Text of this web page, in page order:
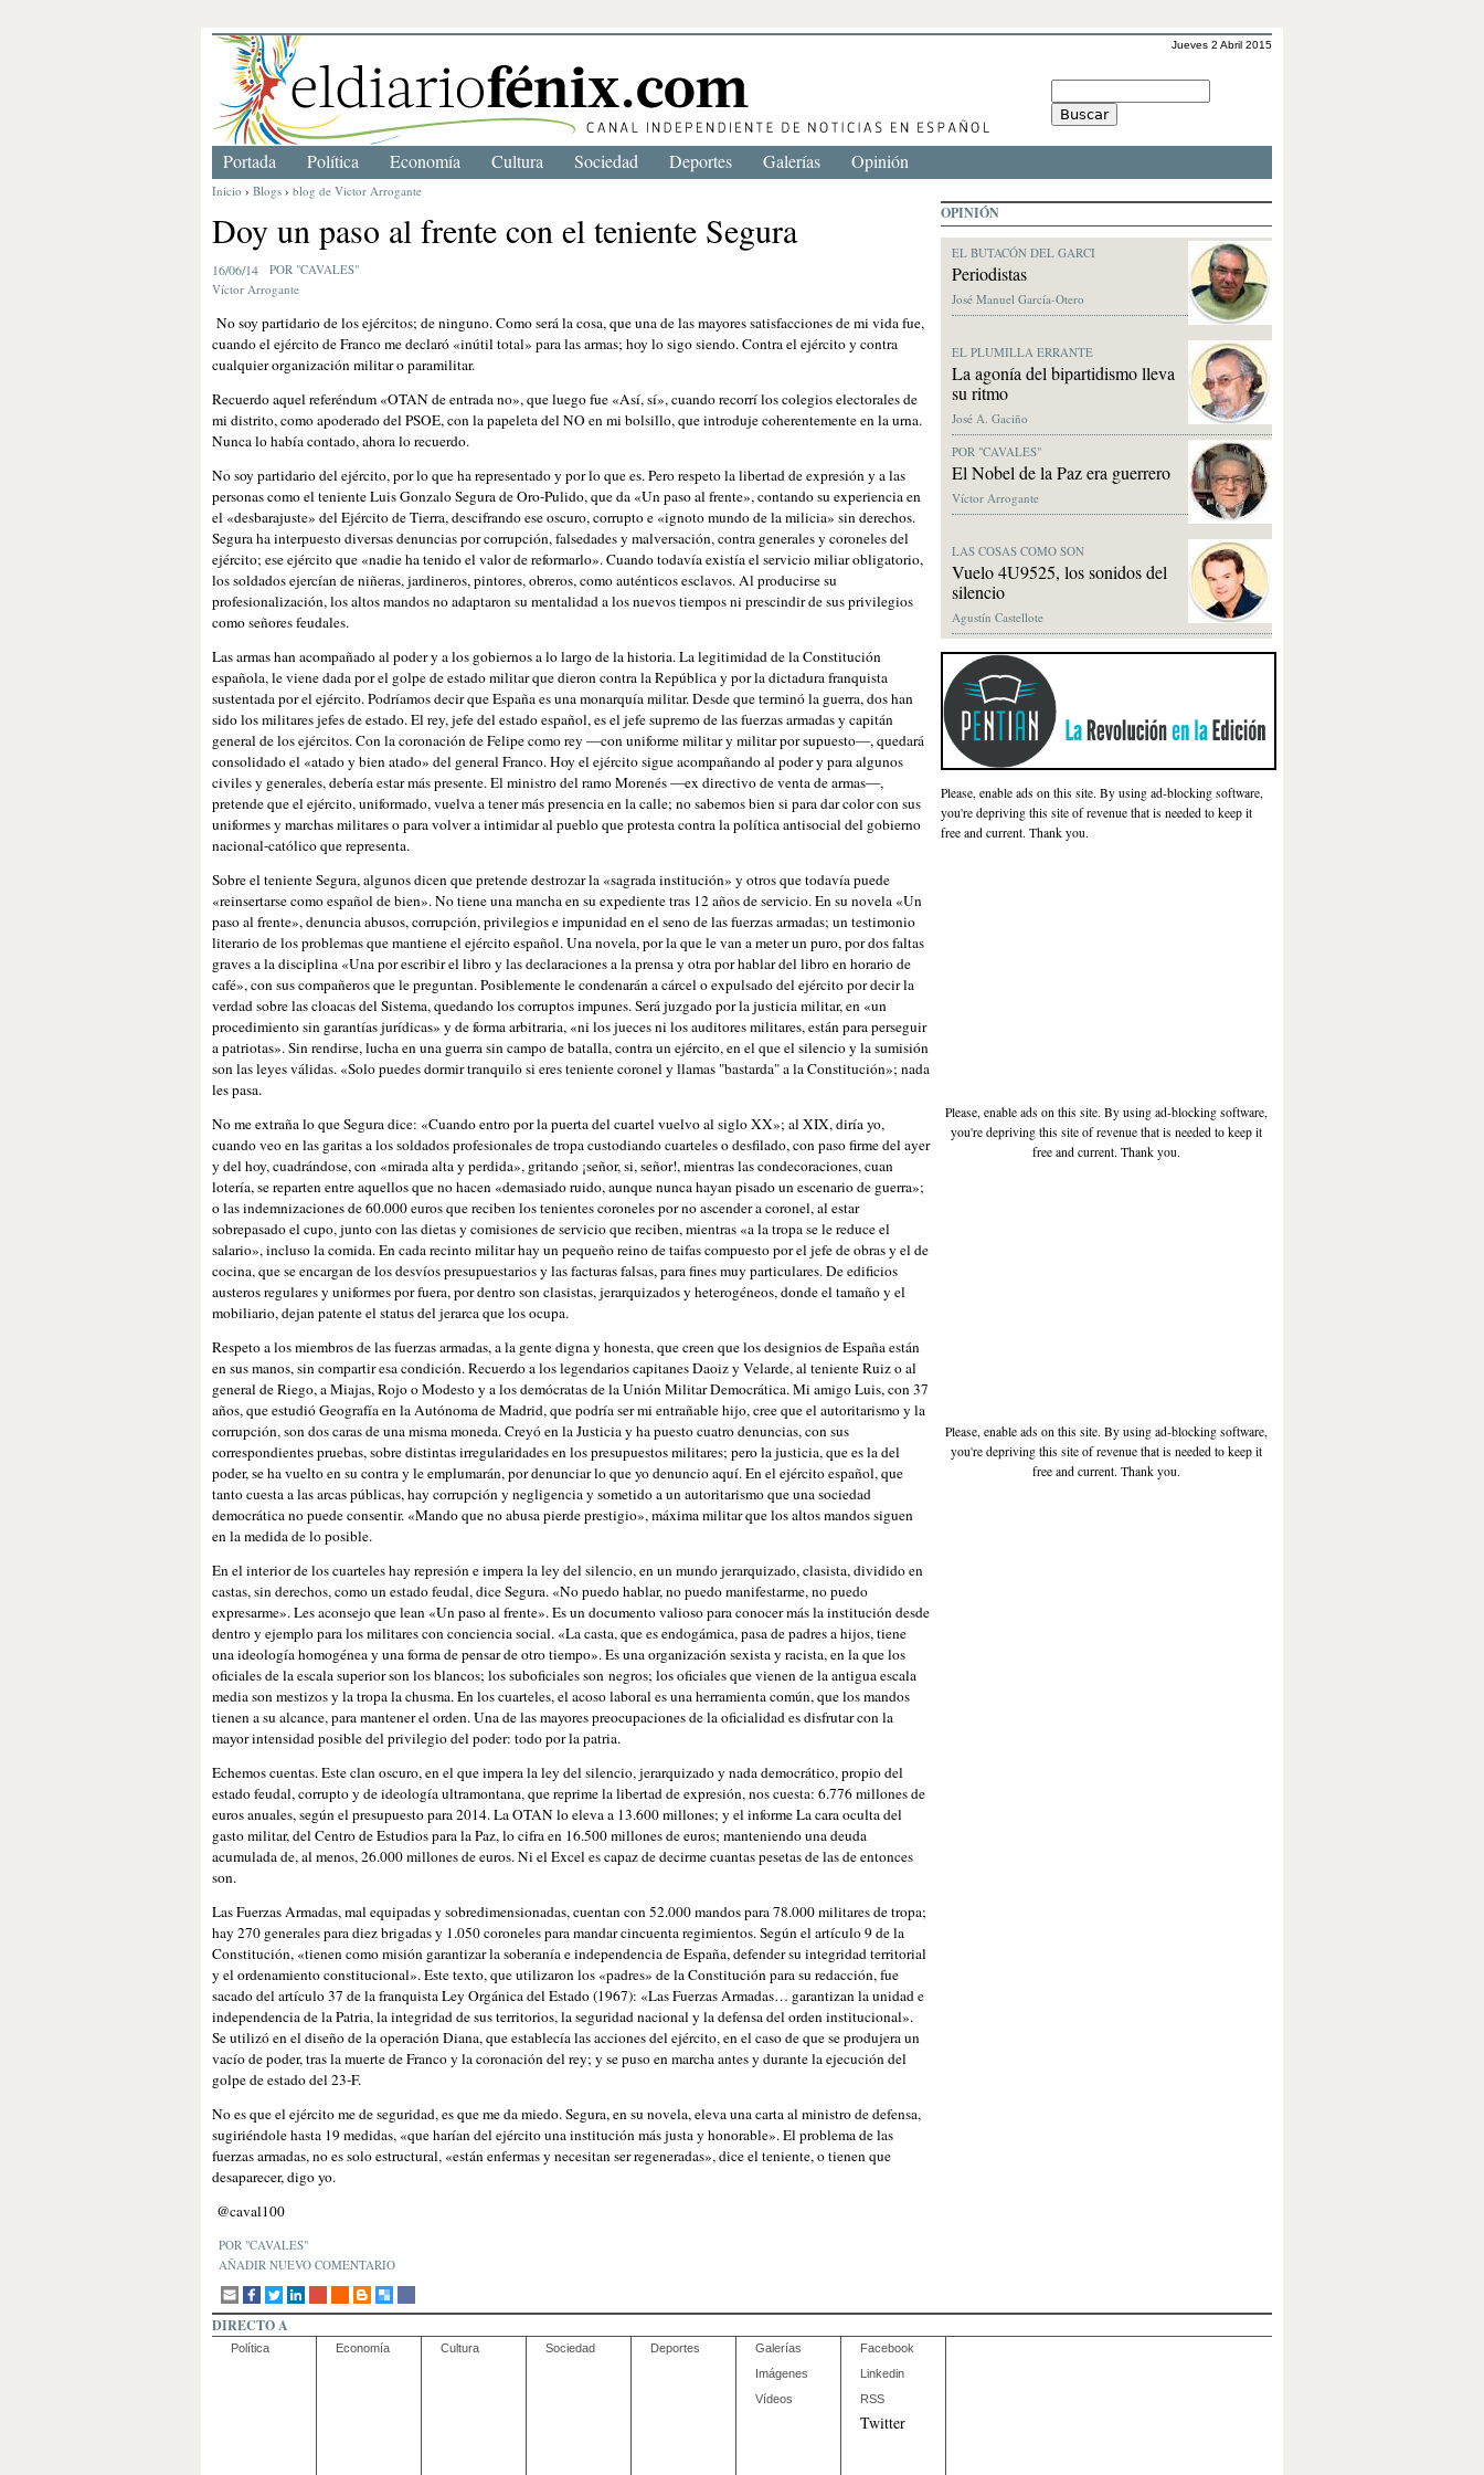
Jueves 2 Abril 2015
Inicio › Blogs › blog de Victor Arrogante
Doy un paso al frente con el teniente Segura
16/06/14
POR "CAVALES"
Víctor Arrogante
No soy partidario de los ejércitos; de ninguno. Como será la cosa, que una de las mayores satisfacciones de mi vida fue,
cuando el ejército de Franco me declaró «inútil total» para las armas; hoy lo sigo siendo. Contra el ejército y contra
cualquier organización militar o paramilitar.
Recuerdo aquel referéndum «OTAN de entrada no», que luego fue «Así, sí», cuando recorrí los colegios electorales de
mi distrito, como apoderado del PSOE, con la papeleta del NO en mi bolsillo, que introduje coherentemente en la urna.
Nunca lo había contado, ahora lo recuerdo.
No soy partidario del ejército, por lo que ha representado y por lo que es. Pero respeto la libertad de expresión y a las
personas como el teniente Luis Gonzalo Segura de Oro-Pulido, que da «Un paso al frente», contando su experiencia en
el «desbarajuste» del Ejército de Tierra, descifrando ese oscuro, corrupto e «ignoto mundo de la milicia» sin derechos.
Segura ha interpuesto diversas denuncias por corrupción, falsedades y malversación, contra generales y coroneles del
ejército; ese ejército que «nadie ha tenido el valor de reformarlo». Cuando todavía existía el servicio miliar obligatorio,
los soldados ejercían de niñeras, jardineros, pintores, obreros, como auténticos esclavos. Al producirse su
profesionalización, los altos mandos no adaptaron su mentalidad a los nuevos tiempos ni prescindir de sus privilegios
como señores feudales.
Las armas han acompañado al poder y a los gobiernos a lo largo de la historia. La legitimidad de la Constitución
española, le viene dada por el golpe de estado militar que dieron contra la República y por la dictadura franquista
sustentada por el ejército. Podríamos decir que España es una monarquía militar. Desde que terminó la guerra, dos han
sido los militares jefes de estado. El rey, jefe del estado español, es el jefe supremo de las fuerzas armadas y capitán
general de los ejércitos. Con la coronación de Felipe como rey —con uniforme militar y militar por supuesto—, quedará
consolidado el «atado y bien atado» del general Franco. Hoy el ejército sigue acompañando al poder y para algunos
civiles y generales, debería estar más presente. El ministro del ramo Morenés —ex directivo de venta de armas—,
pretende que el ejército, uniformado, vuelva a tener más presencia en la calle; no sabemos bien si para dar color con sus
uniformes y marchas militares o para volver a intimidar al pueblo que protesta contra la política antisocial del gobierno
nacional-católico que representa.
Sobre el teniente Segura, algunos dicen que pretende destrozar la «sagrada institución» y otros que todavía puede
«reinsertarse como español de bien». No tiene una mancha en su expediente tras 12 años de servicio. En su novela «Un
paso al frente», denuncia abusos, corrupción, privilegios e impunidad en el seno de las fuerzas armadas; un testimonio
literario de los problemas que mantiene el ejército español. Una novela, por la que le van a meter un puro, por dos faltas
graves a la disciplina «Una por escribir el libro y las declaraciones a la prensa y otra por hablar del libro en horario de
café», con sus compañeros que le preguntan. Posiblemente le condenarán a cárcel o expulsado del ejército por decir la
verdad sobre las cloacas del Sistema, quedando los corruptos impunes. Será juzgado por la justicia militar, en «un
procedimiento sin garantías jurídicas» y de forma arbitraria, «ni los jueces ni los auditores militares, están para perseguir
a patriotas». Sin rendirse, lucha en una guerra sin campo de batalla, contra un ejército, en el que el silencio y la sumisión
son las leyes válidas. «Solo puedes dormir tranquilo si eres teniente coronel y llamas "bastarda" a la Constitución»; nada
les pasa.
No me extraña lo que Segura dice: «Cuando entro por la puerta del cuartel vuelvo al siglo XX»; al XIX, diría yo,
cuando veo en las garitas a los soldados profesionales de tropa custodiando cuarteles o desfilado, con paso firme del ayer
y del hoy, cuadrándose, con «mirada alta y perdida», gritando ¡señor, si, señor!, mientras las condecoraciones, cuan
lotería, se reparten entre aquellos que no hacen «demasiado ruido, aunque nunca hayan pisado un escenario de guerra»;
o las indemnizaciones de 60.000 euros que reciben los tenientes coroneles por no ascender a coronel, al estar
sobrepasado el cupo, junto con las dietas y comisiones de servicio que reciben, mientras «a la tropa se le reduce el
salario», incluso la comida. En cada recinto militar hay un pequeño reino de taifas compuesto por el jefe de obras y el de
cocina, que se encargan de los desvíos presupuestarios y las facturas falsas, para fines muy particulares. De edificios
austeros regulares y uniformes por fuera, por dentro son clasistas, jerarquizados y heterogéneos, donde el tamaño y el
mobiliario, dejan patente el status del jerarca que los ocupa.
Respeto a los miembros de las fuerzas armadas, a la gente digna y honesta, que creen que los designios de España están
en sus manos, sin compartir esa condición. Recuerdo a los legendarios capitanes Daoiz y Velarde, al teniente Ruiz o al
general de Riego, a Miajas, Rojo o Modesto y a los demócratas de la Unión Militar Democrática. Mi amigo Luis, con 37
años, que estudió Geografía en la Autónoma de Madrid, que podría ser mi entrañable hijo, cree que el autoritarismo y la
corrupción, son dos caras de una misma moneda. Creyó en la Justicia y ha puesto cuatro denuncias, con sus
correspondientes pruebas, sobre distintas irregularidades en los presupuestos militares; pero la justicia, que es la del
poder, se ha vuelto en su contra y le emplumarán, por denunciar lo que yo denuncio aquí. En el ejército español, que
tanto cuesta a las arcas públicas, hay corrupción y negligencia y sometido a un autoritarismo que una sociedad
democrática no puede consentir. «Mando que no abusa pierde prestigio», máxima militar que los altos mandos siguen
en la medida de lo posible.
En el interior de los cuarteles hay represión e impera la ley del silencio, en un mundo jerarquizado, clasista, dividido en
castas, sin derechos, como un estado feudal, dice Segura. «No puedo hablar, no puedo manifestarme, no puedo
expresarme». Les aconsejo que lean «Un paso al frente». Es un documento valioso para conocer más la institución desde
dentro y ejemplo para los militares con conciencia social. «La casta, que es endogámica, pasa de padres a hijos, tiene
una ideología homogénea y una forma de pensar de otro tiempo». Es una organización sexista y racista, en la que los
oficiales de la escala superior son los blancos; los suboficiales son negros; los oficiales que vienen de la antigua escala
media son mestizos y la tropa la chusma. En los cuarteles, el acoso laboral es una herramienta común, que los mandos
tienen a su alcance, para mantener el orden. Una de las mayores preocupaciones de la oficialidad es disfrutar con la
mayor intensidad posible del privilegio del poder: todo por la patria.
Echemos cuentas. Este clan oscuro, en el que impera la ley del silencio, jerarquizado y nada democrático, propio del
estado feudal, corrupto y de ideología ultramontana, que reprime la libertad de expresión, nos cuesta: 6.776 millones de
euros anuales, según el presupuesto para 2014. La OTAN lo eleva a 13.600 millones; y el informe La cara oculta del
gasto militar, del Centro de Estudios para la Paz, lo cifra en 16.500 millones de euros; manteniendo una deuda
acumulada de, al menos, 26.000 millones de euros. Ni el Excel es capaz de decirme cuantas pesetas de las de entonces
son.
Las Fuerzas Armadas, mal equipadas y sobredimensionadas, cuentan con 52.000 mandos para 78.000 militares de tropa;
hay 270 generales para diez brigadas y 1.050 coroneles para mandar cincuenta regimientos. Según el artículo 9 de la
Constitución, «tienen como misión garantizar la soberanía e independencia de España, defender su integridad territorial
y el ordenamiento constitucional». Este texto, que utilizaron los «padres» de la Constitución para su redacción, fue
sacado del artículo 37 de la franquista Ley Orgánica del Estado (1967): «Las Fuerzas Armadas… garantizan la unidad e
independencia de la Patria, la integridad de sus territorios, la seguridad nacional y la defensa del orden institucional».
Se utilizó en el diseño de la operación Diana, que establecía las acciones del ejército, en el caso de que se produjera un
vacío de poder, tras la muerte de Franco y la coronación del rey; y se puso en marcha antes y durante la ejecución del
golpe de estado del 23-F.
No es que el ejército me de seguridad, es que me da miedo. Segura, en su novela, eleva una carta al ministro de defensa,
sugiriéndole hasta 19 medidas, «que harían del ejército una institución más justa y honorable». El problema de las
fuerzas armadas, no es solo estructural, «están enfermas y necesitan ser regeneradas», dice el teniente, o tienen que
desaparecer, digo yo.
@caval100
POR "CAVALES"
AÑADIR NUEVO COMENTARIO
Portada Política Economía Cultura Sociedad Deportes Galerías Opinión
OPINIÓN
EL BUTACÓN DEL GARCI
Periodistas
José Manuel García-Otero
EL PLUMILLA ERRANTE
La agonía del bipartidismo lleva
su ritmo
José A. Gaciño
POR "CAVALES"
El Nobel de la Paz era guerrero
Víctor Arrogante
LAS COSAS COMO SON
Vuelo 4U9525, los sonidos del
silencio
Agustín Castellote
Please, enable ads on this site. By using ad-blocking software,
you're depriving this site of revenue that is needed to keep it
free and current. Thank you.
Please, enable ads on this site. By using ad-blocking software,
you're depriving this site of revenue that is needed to keep it
free and current. Thank you.
Please, enable ads on this site. By using ad-blocking software,
you're depriving this site of revenue that is needed to keep it
free and current. Thank you.
DIRECTO A
Política Economía Cultura Sociedad Deportes
Galerías
Imágenes
Vídeos
Facebook
Linkedin
RSS
Twitter